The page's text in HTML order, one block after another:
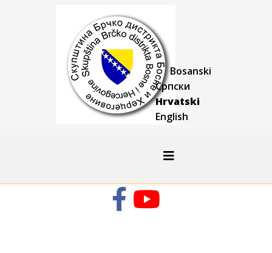
Bosanski
Српски
Hrvatski
English